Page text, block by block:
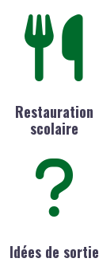
Restauration
scolaire
Idées de sortie